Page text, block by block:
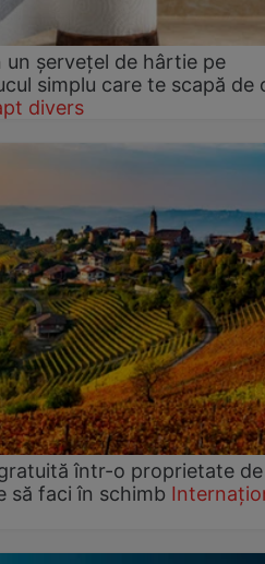
șervețel de hârtie pe
simplu care te scapă de
divers
într-o proprietate
să faci în schimb